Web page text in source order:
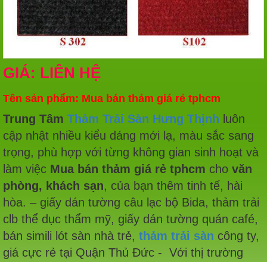
GIÁ: LIÊN HỆ
Tên sản phẩm: Mua bán thảm giá rẻ tphcm
Trung Tâm Thảm Trải Sàn Hưng Thịnh luôn
cập nhật nhiều kiểu dáng mới lạ, màu sắc sang
trọng, phù hợp với từng không gian sinh hoạt và
làm việc Mua bán thảm giá rẻ tphcm cho văn
phòng, khách sạn, của bạn thêm tinh tế, hài
hòa. – giấy dán tường câu lạc bộ Bida, thảm trải
clb thể dục thẩm mỹ, giấy dán tường quán café,
bán simili lót sàn nhà trẻ, thảm trải sàn công ty,
giá cực rẻ tại Quận Thủ Đức - Với thị trường